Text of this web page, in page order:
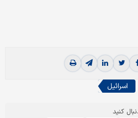
اسرائیل
کنید